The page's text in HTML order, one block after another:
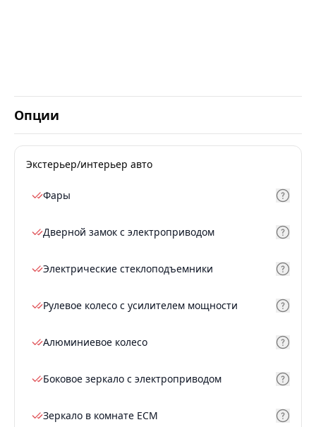
Опции
Экстерьер/интерьер авто
Фары
Дверной замок с электроприводом
Электрические стеклоподъемники
Рулевое колесо с усилителем мощности
Алюминиевое колесо
Боковое зеркало с электроприводом
Зеркало в комнате ECM